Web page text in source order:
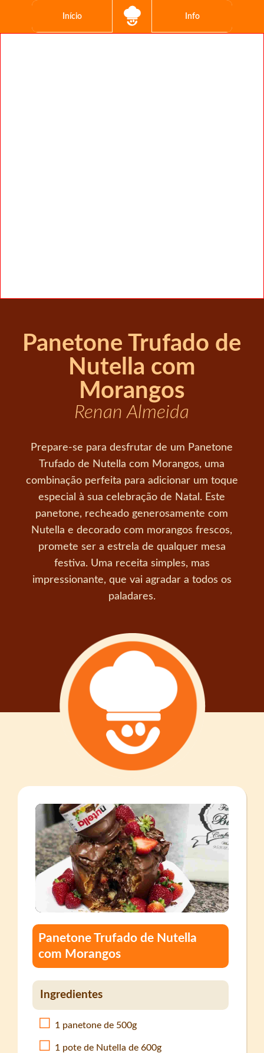
Início Info
Panetone Trufado de
Nutella com
Morangos
Renan Almeida
Prepare-se para desfrutar de um Panetone
Trufado de Nutella com Morangos, uma
combinação perfeita para adicionar um toque
especial à sua celebração de Natal. Este
panetone, recheado generosamente com
Nutella e decorado com morangos frescos,
promete ser a estrela de qualquer mesa
festiva. Uma receita simples, mas
impressionante, que vai agradar a todos os
paladares.
Panetone Trufado de Nutella
com Morangos
Ingredientes
1 panetone de 500g
1 pote de Nutella de 600g